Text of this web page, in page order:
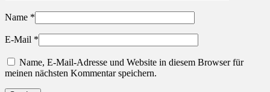
Name *
E-Mail *
Name, E-Mail-Adresse und Website in diesem Browser für
meinen nächsten Kommentar speichern.